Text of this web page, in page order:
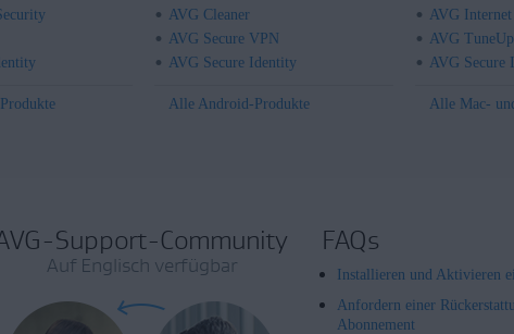
AVG Cleaner
AVG Secure VPN
AVG Secure Identity
Alle Android-Produkte
AVG
AVG
AVG Secure
Alle Mac-
Support-Community
Auf Englisch verfügbar
FAQs
Installieren und Aktivieren
Anfordern einer
Abonnement